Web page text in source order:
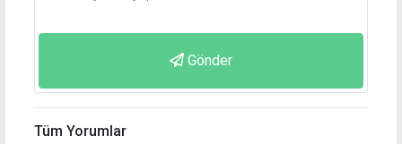
Gönder
Tüm Yorumlar